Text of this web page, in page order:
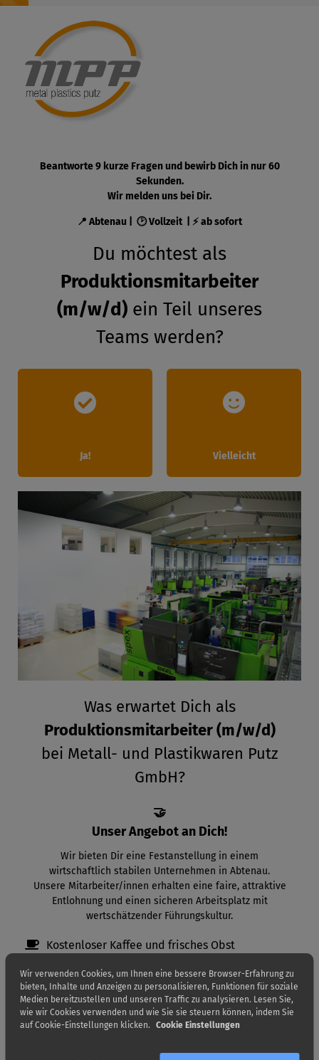
Beantworte 9 kurze Fragen und bewirb Dich in nur 60
Sekunden.
Wir melden uns bei Dir.
📍 Abtenau | 🕑 Vollzeit | ⚡ ab sofort
Du möchtest als
Produktionsmitarbeiter
(m/w/d) ein Teil unseres
Teams werden?
Ja! Vielleicht
Waserwartet Dich als
Produktionsmitarbeiter (m/w/d)
bei Metall- und Plastikwaren Putz
GmbH?
🤝
Unser Angebot an Dich!
Wir bieten Dir eine Festanstellung in einem
wirtschaftlich stabilen Unternehmen in Abtenau.
Unsere Mitarbeiter/innen erhalten eine faire, attraktive
Entlohnung und einen sicheren Arbeitsplatz mit
wertschätzender Führungskultur.
Kostenloser Kaffee und frisches Obst
Freie Wochenenden
Unterstützung durch ein motiviertes und
freundliches Team
Wir verwenden Cookies, um Ihnen eine bessere Browser-Erfahrung zu
bieten, Inhalte und Anzeigen zu personalisieren, Funktionen für soziale
Medien bereitzustellen und unseren Traffic zu analysieren. Lesen Sie,
wie wir Cookies verwenden und wie Sie sie steuern können, indem Sie
auf Cookie-Einstellungen klicken.
Cookie Einstellungen